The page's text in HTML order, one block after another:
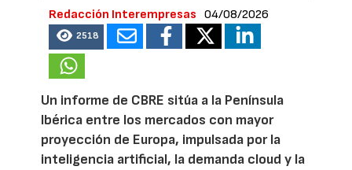
Redacción Interempresas 04/08/2026
2518
Un informe de CBRE sitúa a la Península
Ibérica entre los mercados con mayor
proyección de Europa, impulsada por la
inteligencia artificial, la demanda cloud y la